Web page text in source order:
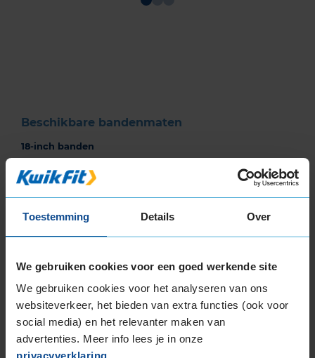
Toestemming Details Over
We gebruiken cookies voor een goed werkende site
We gebruiken cookies voor het analyseren van ons
websiteverkeer, het bieden van extra functies (ook voor
social media) en het relevanter maken van
advertenties. Meer info lees je in onze
privacyverklaring.
Beschikbare bandenmaten
18-inch banden
225/40R18 92Y EXTRALOAD
225/40R18 92Y EXTRALOAD
225/40R18 92Y EXTRALOAD
225/40R18 92Y EXTRALOAD
225/45R18 91Y
225/45R18 91Y EXTRALOAD
225/45R18 95Y EXTRALOAD
225/45R18 95Y EXTRALOAD
235/40R18 95Y EXTRALOAD